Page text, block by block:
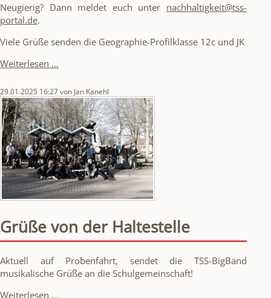
Neugierig? Dann meldet euch unter nachhaltigkeit@tss-
portal.de.
Viele Grüße senden die Geographie-Profilklasse 12c und JK
Weiterlesen …
29.01.2025 16:27von Jan Kanehl
Grüße von der Haltestelle
Aktuell auf Probenfahrt, sendet die TSS-BigBand
musikalische Grüße an die Schulgemeinschaft!
Weiterlesen …